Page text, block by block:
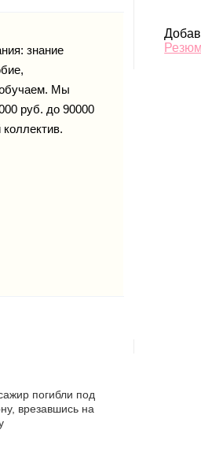
знание
обучаем. Мы
руб. до 90000
погибли под
врезавшись на